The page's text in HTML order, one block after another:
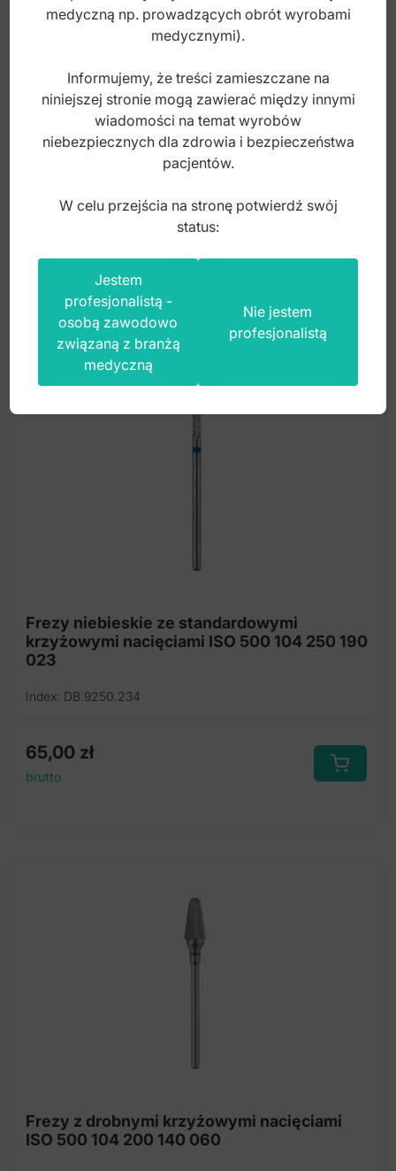
Easy-Color Ekskawator 2mm, fig. 65/66
Index: DR.608.131
95,00zł
Frezy niebieskie ze standardowymi
krzyżowymi nacięciami ISO 500 104 250 190
023
Index: DB.9250.234
65,00 zł
brutto
Frezy z drobnymi krzyżowymi nacięciami
ISO 500 104 200 140 060
medyczną np. prowadzących obrót wyrobami
medycznymi).
Informujemy, że treści zamieszczane na
niniejszej stronie mogą zawierać między innymi
wiadomości na temat wyrobów
niebezpiecznych dla zdrowia i bezpieczeństwa
pacjentów.
W celu przejścia na stronę potwierdź swój
status:
Jestem
profesjonalistą -
osobą zawodowo
związaną z branżą
medyczną
Nie jestem
profesjonalistą